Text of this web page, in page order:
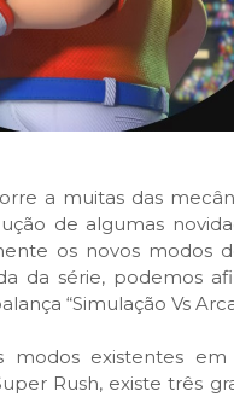
a muitas das
de algumas
os novos modos
da série, podemos
“Simulação Vs
modos existentes
Rush, existe três